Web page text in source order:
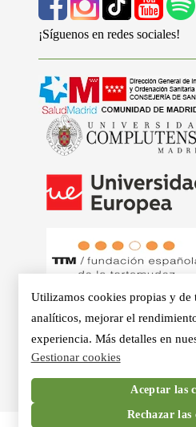
¡Síguenos en redes sociales!
© 2026 - Clínicas Aurea.
Otorrino, Psicología, Voz
Utilizamos cookies propias y de
analíticos, mejorar el
experiencia. Más detalles en
Gestionar cookies
Aceptar las
Rechazar las